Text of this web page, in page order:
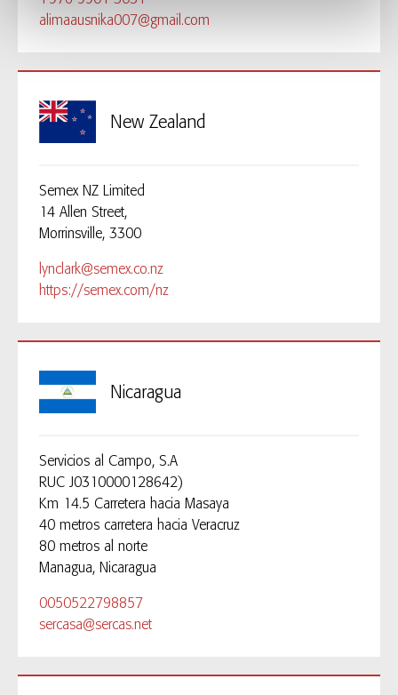
alimaausnika007@gmail.com
New Zealand
Semex NZ Limited
14 Allen Street,
Morrinsville, 3300
lynclark@semex.co.nz
https://semex.com/nz
Nicaragua
Servicios al Campo, S.A
RUC J0310000128642)
Km 14.5 Carretera hacia Masaya
40 metros carretera hacia Veracruz
80 metros al norte
Managua, Nicaragua
0050522798857
sercasa@sercas.net